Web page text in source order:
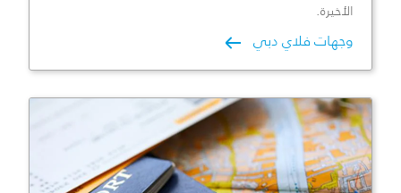
الأخيرة.
وجهات فلاي دبي